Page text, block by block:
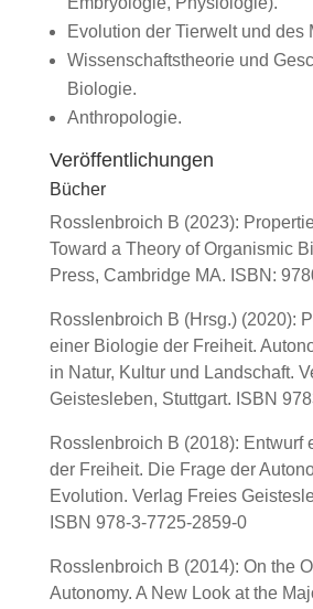
Evolution der Tierwelt und des
Wissenschaftstheorie und
Biologie.
Anthropologie.
Veröffentlichungen
Bücher
Rosslenbroich B (2023):
Toward a Theory of Organismic
Press, Cambridge MA. ISBN:
Rosslenbroich B (Hrsg.) (2020):
einer Biologie der Freiheit.
in Natur, Kultur und Landschaft.
Geistesleben, Stuttgart. ISBN
Rosslenbroich B (2018): Entwurf
der Freiheit. Die Frage der
Evolution. Verlag Freies
ISBN 978-3-7725-2859-0
Rosslenbroich B (2014): On the
Autonomy. A New Look at the